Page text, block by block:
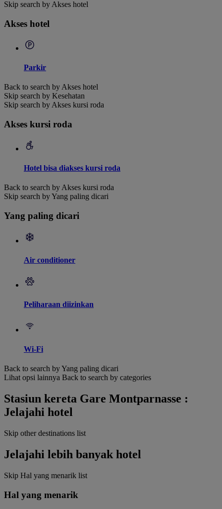
Skip search by Akses hotel
Akses hotel
Parkir
Back to search by Akses hotel
Skip search by Kesehatan
Skip search by Akses kursi roda
Akses kursi roda
Hotel bisa diakses kursi roda
Back to search by Akses kursi roda
Skip search by Yang paling dicari
Yang paling dicari
Air conditioner
Peliharaan diizinkan
Wi-Fi
Back to search by Yang paling dicari
Lihat opsi lainnya Back to search by categories
Stasiun kereta Gare Montparnasse :
Jelajahi hotel
Skip other destinations list
Jelajahi lebih banyak hotel
Skip Hal yang menarik list
Hal yang menarik